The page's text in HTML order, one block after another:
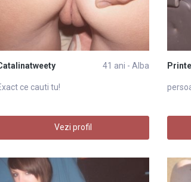
41 ani - Alba
ce cauti tu!
Vezi profil